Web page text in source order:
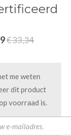
€ 33,34
me weten
dit product
voorraad is.